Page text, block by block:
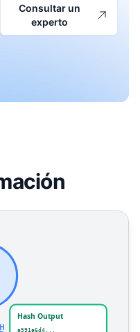
Consultar un
experto
1, SHA-256, SHA-512